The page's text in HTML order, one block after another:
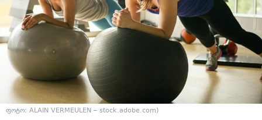
ფოტო: ALAIN VERMEULEN – stock.adobe.com)